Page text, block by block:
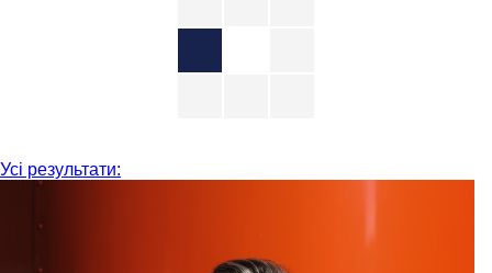
Усі результати: